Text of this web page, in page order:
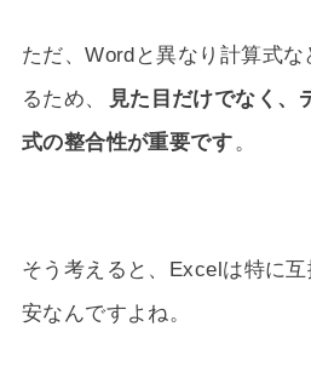
ただ、Wordと異なり計算式
るため、
見た目だけでなく、
式の整合性が重要です 。
そう考えると、Excelは特に
安なんですよね。